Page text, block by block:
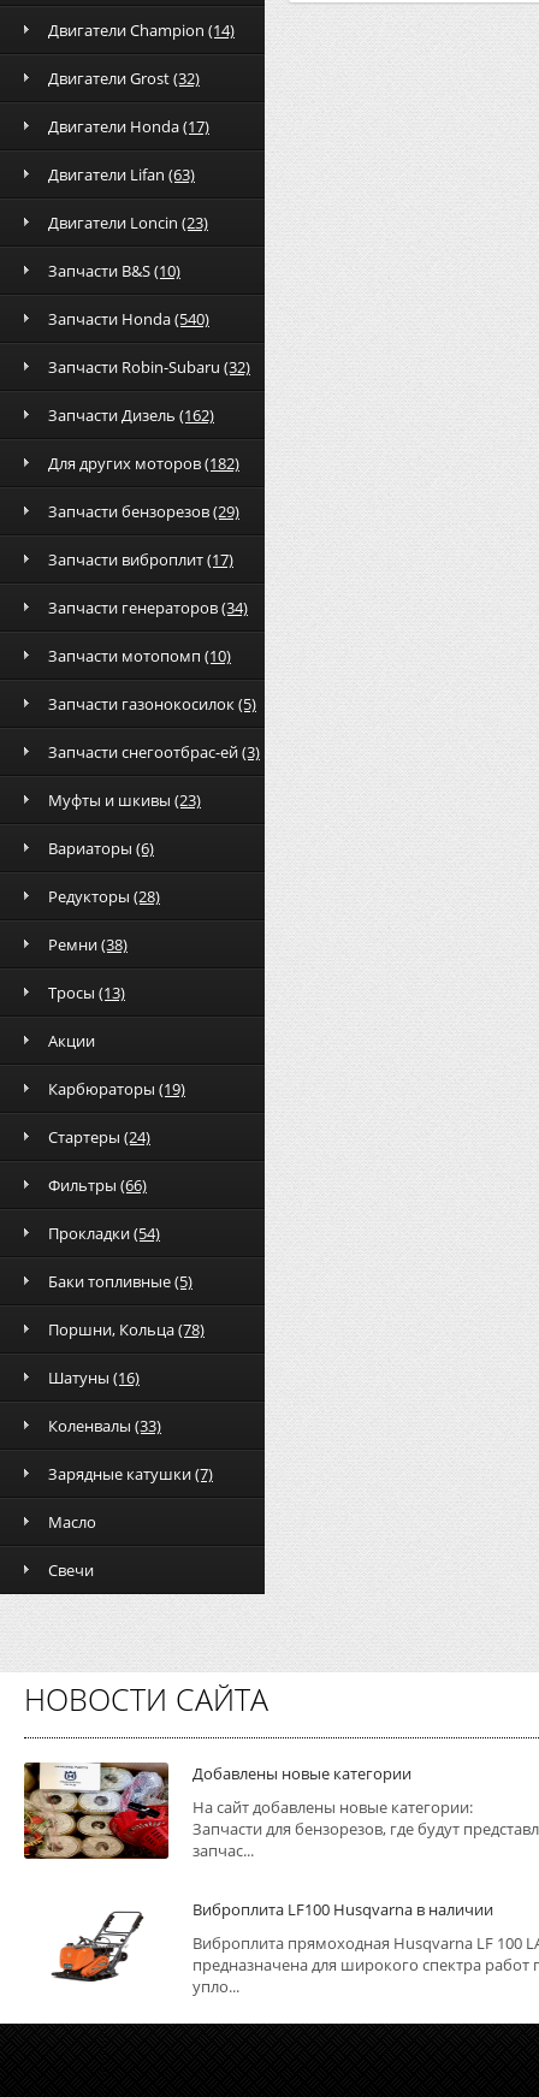
Двигатели Champion (14)
Двигатели Grost(32)
Двигатели Honda(17)
Двигатели Lifan (63)
Двигатели Loncin (23)
Запчасти B&S(10)
Запчасти Honda(540)
Запчасти Robin-Subaru (32)
Запчасти Дизель (162)
Для других моторов(182)
Запчасти бензорезов(29)
Запчасти виброплит(17)
Запчасти генераторов(34)
Запчасти мотопомп (10)
Запчасти газонокосилок(5)
Запчасти снегоотбрас-ей(3)
Муфты и шкивы (23)
Вариаторы (6)
Редукторы (28)
Ремни(38)
Тросы (13)
Акции
Карбюраторы (19)
Стартеры (24)
Фильтры (66)
Прокладки(54)
Баки топливные(5)
Поршни, Кольца(78)
Шатуны (16)
Коленвалы (33)
Зарядные катушки(7)
Масло
Свечи
НОВОСТИ САЙТА
Добавлены новые категории
На сайт добавлены новые категории:
Запчасти для бензорезов, где будут
запчас...
Виброплита LF100 Husqvarna в наличии
Виброплита прямоходная Husqvarna LF 100
предназначена для широкого спектра работ
упло...